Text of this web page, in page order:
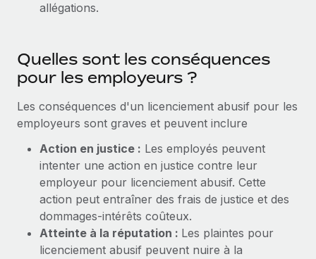
allégations.
Quelles sont les conséquences
pour les employeurs ?
Les conséquences d'un licenciement abusif pour les
employeurs sont graves et peuvent inclure
Action en justice : Les employés peuvent
intenter une action en justice contre leur
employeur pour licenciement abusif. Cette
action peut entraîner des frais de justice et des
dommages-intérêts coûteux.
Atteinte à la réputation : Les plaintes pour
licenciement abusif peuvent nuire à la